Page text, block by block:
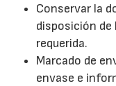
Conservar la
disposición de
requerida.
Marcado de
envase e